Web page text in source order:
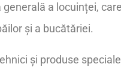
a locuinței, care
și a bucătăriei.
și produse speciale